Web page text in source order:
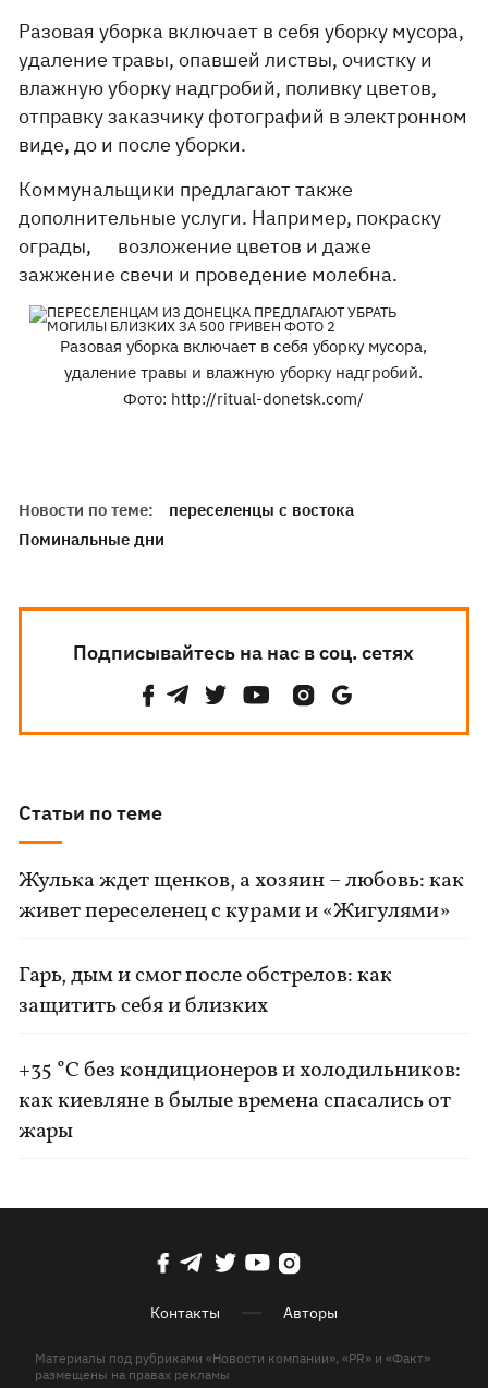
Разовая уборка включает в себя уборку мусора,
удаление травы, опавшей листвы, очистку и
влажную уборку надгробий, поливку цветов,
отправку заказчику фотографий в электронном
виде, до и после уборки.
Коммунальщики предлагают также
дополнительные услуги. Например, покраску
ограды, возложение цветов и даже
зажжение свечи и проведение молебна.
Разовая уборка включает в себя уборку мусора,
удаление травы и влажную уборку надгробий.
Фото: http://ritual-donetsk.com/
Новости по теме:
переселенцы с востока
Поминальные дни
Подписывайтесь на нас в соц. сетях
Статьи по теме
Жулька ждет щенков, а хозяин – любовь: как
живет переселенец с курами и «Жигулями»
Гарь, дым и смог после обстрелов: как
защитить себя и близких
+35 °C без кондиционеров и холодильников:
как киевляне в былые времена спасались от
жары
Контакты Авторы
Материалы под рубриками «Новости компании», «PR» и «Факт»
размещены на правах рекламы